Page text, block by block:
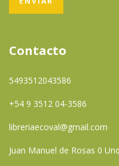
Contacto
5493512043586
+54 9 3512 04-3586
libreriaecoval@gmail.com
Juan Manuel de Rosas 0